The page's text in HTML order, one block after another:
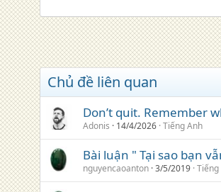
Chủ đề liên quan
Don’t quit. Remember
Adonis 14/4/2026 Tiếng Anh
Bài luận " Tại sao bạn
nguyencaoanton 3/5/2019 Tiếng